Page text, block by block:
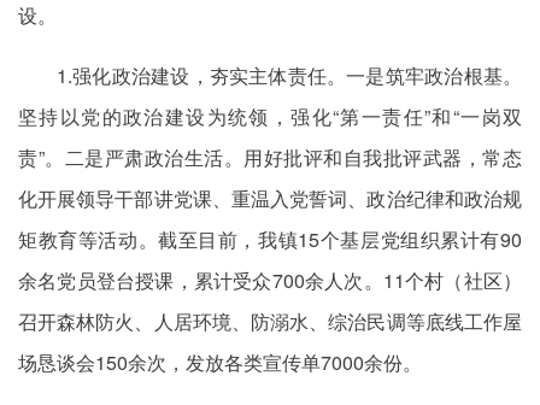
设。
1.强化政治建设，夯实主体责任。一是筑牢政治根基。
坚持以党的政治建设为统领，强化“第一责任”和“一岗双
责”。二是严肃政治生活。用好批评和自我批评武器，常态
化开展领导干部讲党课、重温入党誓词、政治纪律和政治规
矩教育等活动。截至目前，我镇15个基层党组织累计有90
余名党员登台授课，累计受众700余人次。11个村（社区）
召开森林防火、人居环境、防溺水、综治民调等底线工作屋
场恳谈会150余次，发放各类宣传单7000余份。